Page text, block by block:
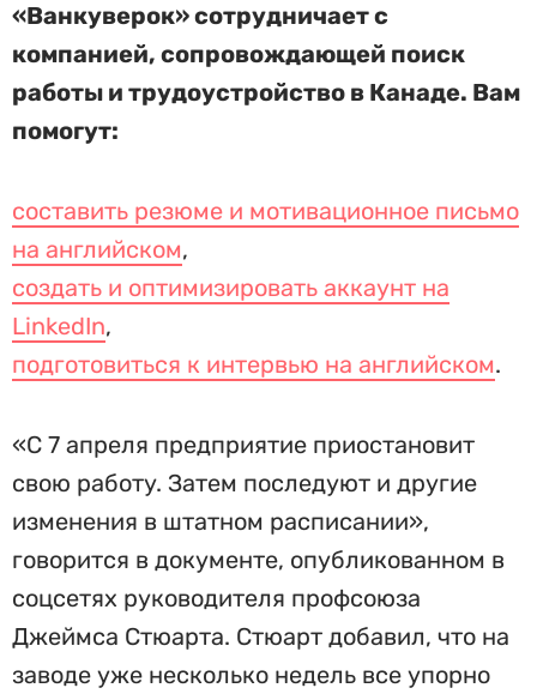
«Ванкуверок» сотрудничает с
компанией, сопровождающей поиск
работы и трудоустройство в Канаде. Вам
помогут:
составить резюме и мотивационное письмо
на английском,
создать и оптимизировать аккаунт на
LinkedIn,
подготовиться к интервью на английском.
«С 7 апреля предприятие приостановит
свою работу. Затем последуют и другие
изменения в штатном расписании»,
говорится в документе, опубликованном в
соцсетях руководителя профсоюза
Джеймса Стюарта. Стюарт добавил, что на
заводе уже несколько недель все упорно